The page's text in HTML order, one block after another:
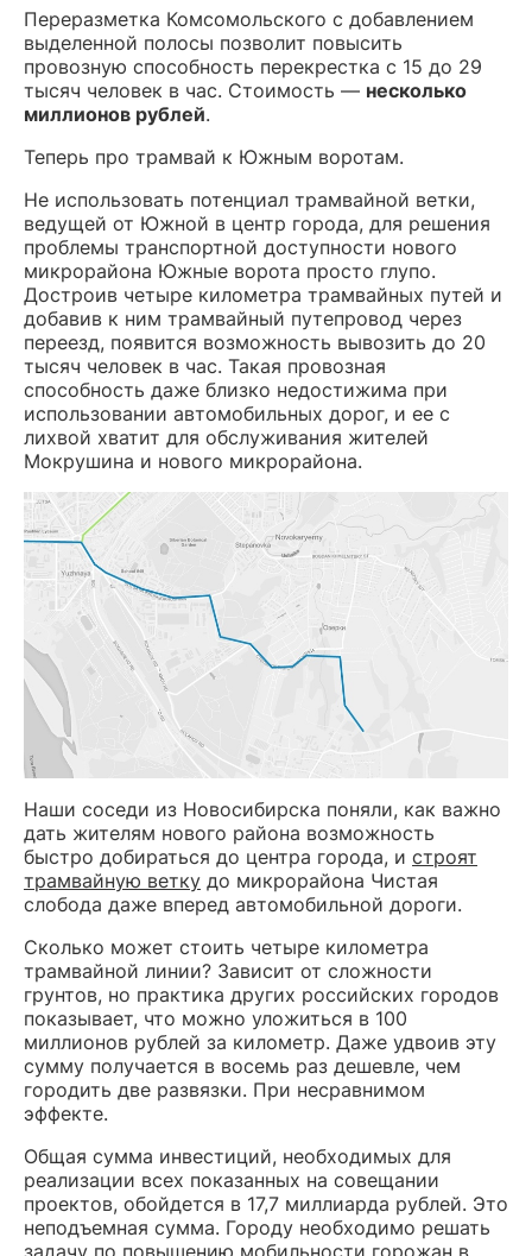
Переразметка Комсомольского с добавлением
выделенной полосы позволит повысить
провозную способность перекрестка с 15 до 29
тысяч человек в час. Стоимость — несколько
миллионов рублей.
Теперь про трамвай к Южным воротам.
Не использовать потенциал трамвайной ветки,
ведущей от Южной в центр города, для решения
проблемы транспортной доступности нового
микрорайона Южные ворота просто глупо.
Достроив четыре километра трамвайных путей и
добавив к ним трамвайный путепровод через
переезд, появится возможность вывозить до 20
тысяч человек в час. Такая провозная
способность даже близко недостижима при
использовании автомобильных дорог, и ее с
лихвой хватит для обслуживания жителей
Мокрушина и нового микрорайона.
Наши соседи из Новосибирска поняли, как важно
дать жителям нового района возможность
быстро добираться до центра города, и строят
трамвайную ветку до микрорайона Чистая
слобода даже вперед автомобильной дороги.
Сколько может стоить четыре километра
трамвайной линии? Зависит от сложности
грунтов, но практика других российских городов
показывает, что можно уложиться в 100
миллионов рублей за километр. Даже удвоив эту
сумму получается в восемь раз дешевле, чем
городить две развязки. При несравнимом
эффекте.
Общая сумма инвестиций, необходимых для
реализации всех показанных на совещании
проектов, обойдется в 17,7 миллиарда рублей. Это
неподъемная сумма. Городу необходимо решать
задачу по повышению мобильности горожан в